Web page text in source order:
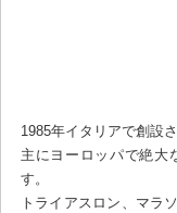
1985年イタリアで創設
主にヨーロッパで絶大
す。
トライアスロン、マラ